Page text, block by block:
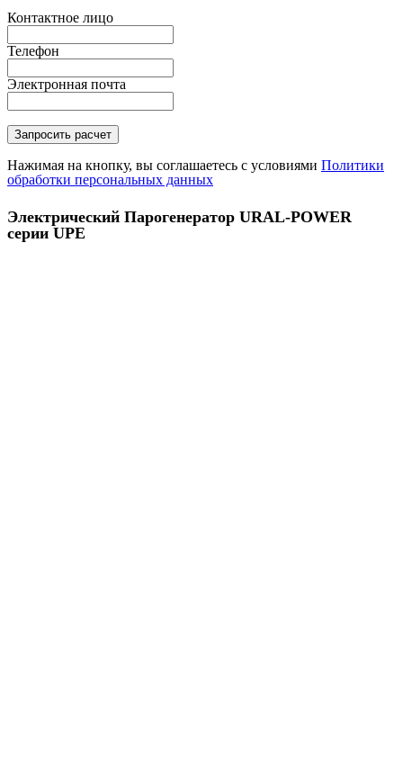
Контактное лицо
Телефон
Электронная почта
Нажимая на кнопку, вы соглашаетесь с условиями Политики
обработки персональных данных
Электрический Парогенератор URAL-POWER
серии UPE